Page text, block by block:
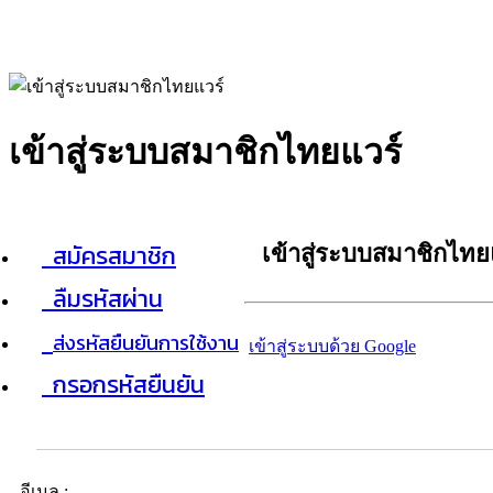
เข้าสู่ระบบสมาชิกไทยแวร์
สมัครสมาชิก
ลืมรหัสผ่าน
ส่งรหัสยืนยันการใช้งาน
กรอกรหัสยืนยัน
เข้าสู่ระบบสมาชิกไท
เข้าสู่ระบบด้วย Google